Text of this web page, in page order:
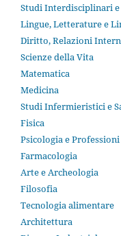
Studi Interdisciplinari e
Lingue, Letterature e
Diritto, Relazioni
Scienze della Vita
Matematica
Medicina
Studi Infermieristici e
Fisica
Psicologia e
Farmacologia
Arte e Archeologia
Filosofia
Tecnologia alimentare
Architettura